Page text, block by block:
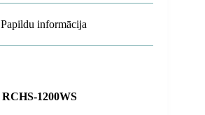
Papildu informācija
RCHS-1200WS